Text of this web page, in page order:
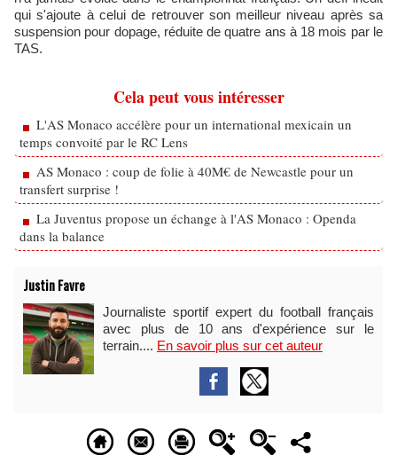
qui s'ajoute à celui de retrouver son meilleur niveau après sa
suspension pour dopage, réduite de quatre ans à 18 mois par le
TAS.
Cela peut vous intéresser
L'AS Monaco accélère pour un international mexicain un
temps convoité par le RC Lens
AS Monaco : coup de folie à 40M€ de Newcastle pour un
transfert surprise !
La Juventus propose un échange à l'AS Monaco : Openda
dans la balance
Justin Favre
Journaliste sportif expert du football français
avec plus de 10 ans d'expérience sur le
terrain.... En savoir plus sur cet auteur